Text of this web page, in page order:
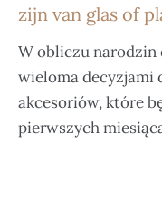
zijn van glas of
W obliczu narodzin
wieloma decyzjami
akcesoriów, które
pierwszych